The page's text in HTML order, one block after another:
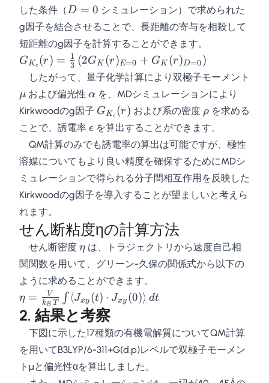
した条件（ D=0
D = 0 シミュレーション）で求められた
g因子を結合させることで、長距離の寄与を相殺して
短距離のg因子を計算することができます。
G_{K_c}(r) =
\frac{1}{3}
\left(2 G_{K}
(r)_{E=0} +
G_{K}
(r)_{D=0}\right)
GKc (r) = 3
1 (2GK (r)E=0 + GK (r)D=0)
したがって、量子化学計算により双極子モーメント
\mu
μ および偏光性 \alpha
α を、MDシミュレーションにより
Kirkwoodのg因子 G_{K_c}
(r)
GKc (r) および系の密度 \rho
ρを求める
ことで、誘電率 \epsilon
ϵ を算出することができます。
QM計算のみでも誘電率の算出は可能ですが、極性
溶媒についてもより良い精度を確保するためにMDシ
ミュレーションで得られる分子間相互作用を反映した
Kirkwoodのg因子を導入することが望ましいと考えら
れます。
せん断粘度ηの計算方法
せん断密度 \eta
ηは、トラジェクトリから速度自己相
関関数を用いて、グリーン-久保の関係式から以下の
ように求めることができます。
\eta =
\frac{V}
{k_B T}
\int
\langle
J_{xy}
(t) \cdot
η = kB T
V ∫ ⟨Jxy (t) ⋅ Jxy (0)⟩ dt
2. 結果と考察
下図に示した17種類の有機電解質についてQM計算
を用いてB3LYP/6-311+G(d,p)レベルで双極子モーメン
トμと偏光性αを算出しました。